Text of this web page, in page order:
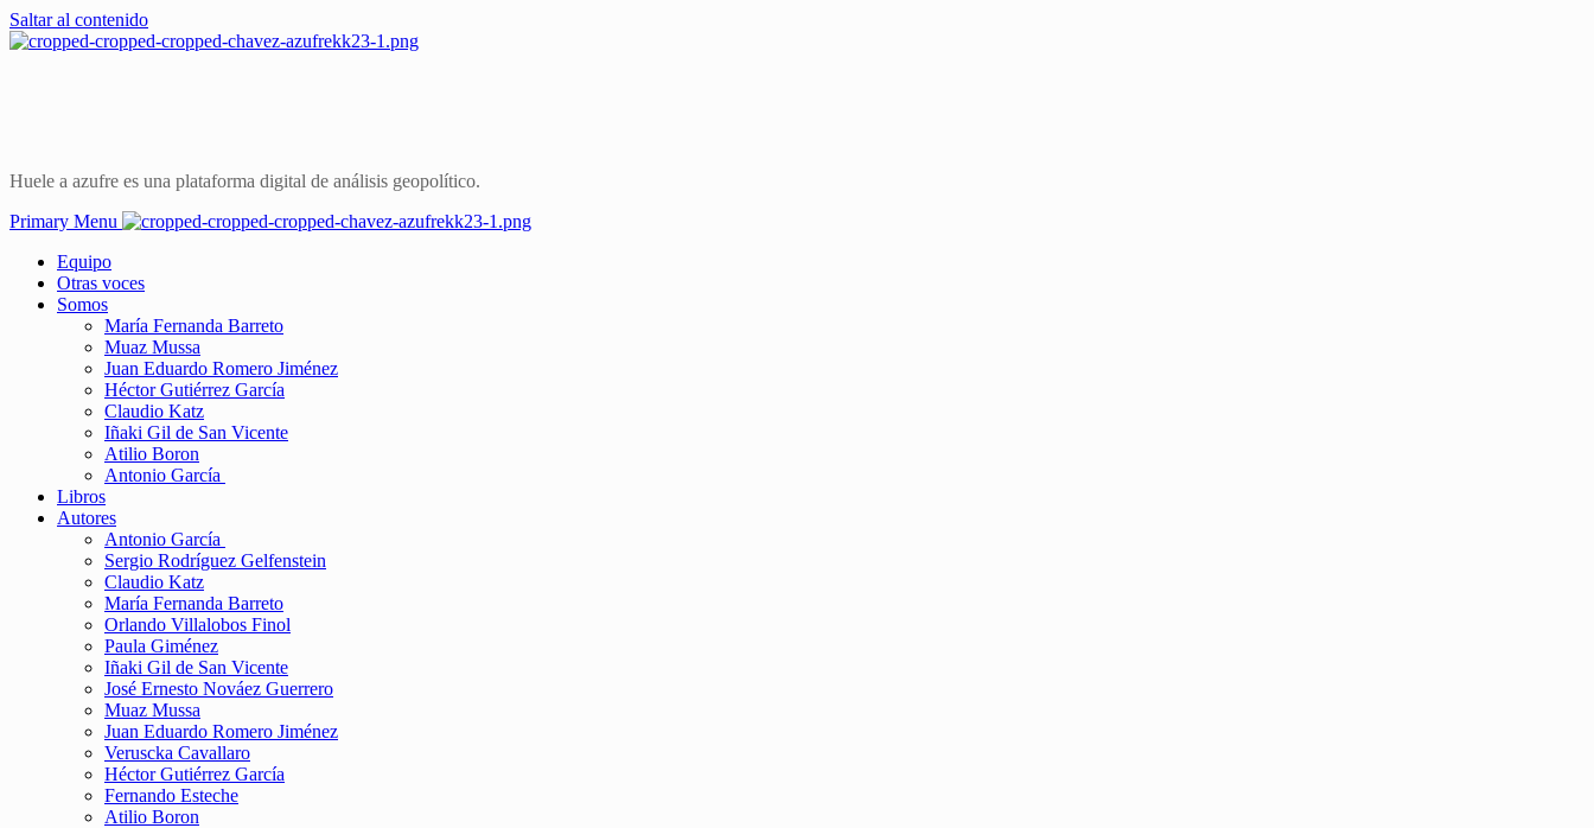
Saltar al contenido
Huele a azufre es una plataforma digital de análisis geopolítico.
Primary Menu
Equipo
Otras voces
Somos
María Fernanda Barreto
Muaz Mussa
Juan Eduardo Romero Jiménez
Héctor Gutiérrez García
Claudio Katz
Iñaki Gil de San Vicente
Atilio Boron
Antonio García
Libros
Autores
Antonio García
Sergio Rodríguez Gelfenstein
Claudio Katz
María Fernanda Barreto
Orlando Villalobos Finol
Paula Giménez
Iñaki Gil de San Vicente
José Ernesto Nováez Guerrero
Muaz Mussa
Juan Eduardo Romero Jiménez
Veruscka Cavallaro
Héctor Gutiérrez García
Fernando Esteche
Atilio Boron